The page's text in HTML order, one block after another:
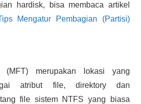
hardisk, bisa membaca artikel
Mengatur Pembagian (Partisi)
(MFT) merupakan lokasi yang
atribut file, direktory dan
file sistem NTFS yang biasa